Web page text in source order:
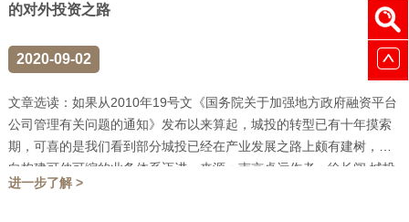
的对外投资之路
2020-09-02
文章选读：如果从2010年19号文《国务院关于加强地方政府融资平台
公司管理有关问题的通知》发布以来算起，城投的转型已有十年摸索
期，可喜的是我们看到部分城投已经在产业发展之路上颇有建树，并
向构建可伸可缩的业务体系迈进。来源：南京卓远作者：徐长闯 城投
转...
进一步了解 >